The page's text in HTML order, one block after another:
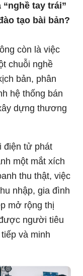
tay trái”
tạo bài bản?
còn là việc
chuỗi nghề
bản, phân
hệ thống bán
dựng thương
điện tử phát
một mắt xích
thu thật, việc
nhập, gia đình
mở rộng thị
người tiêu
và minh